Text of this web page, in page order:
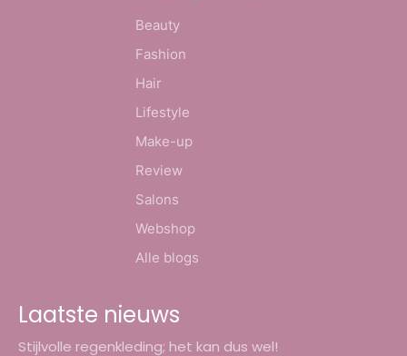
Beauty
Fashion
Hair
Lifestyle
Make-up
Review
Salons
Webshop
Alle blogs
Laatste nieuws
Stijlvolle regenkleding; het kan dus wel!